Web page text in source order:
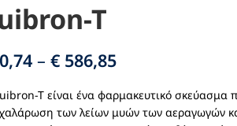
T
– € 586,85
T είναι ένα φαρμακευτικό σκεύασμα
των λείων μυών των αεραγωγών